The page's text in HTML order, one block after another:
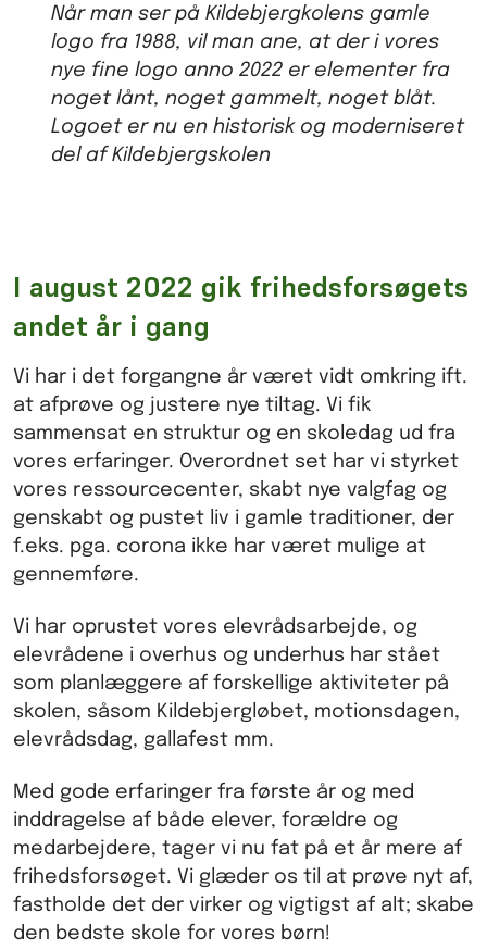
Når man ser på Kildebjergkolens gamle
logo fra 1988, vil man ane, at der i vores
nye fine logo anno 2022 er elementer fra
noget lånt, noget gammelt, noget blåt.
Logoet er nu en historisk og moderniseret
del af Kildebjergskolen
I august 2022 gik frihedsforsøgets
andet år i gang
Vi har i det forgangne år været vidt omkring ift.
at afprøve og justere nye tiltag. Vi fik
sammensat en struktur og en skoledag ud fra
vores erfaringer. Overordnet set har vi styrket
vores ressourcecenter, skabt nye valgfag og
genskabt og pustet liv i gamle traditioner, der
f.eks. pga. corona ikke har været mulige at
gennemføre.
Vi har oprustet vores elevrådsarbejde, og
elevrådene i overhus og underhus har stået
som planlæggere af forskellige aktiviteter på
skolen, såsom Kildebjergløbet, motionsdagen,
elevrådsdag, gallafest mm.
Med gode erfaringer fra første år og med
inddragelse af både elever, forældre og
medarbejdere, tager vi nu fat på et år mere af
frihedsforsøget. Vi glæder os til at prøve nyt af,
fastholde det der virker og vigtigst af alt; skabe
den bedste skole for vores børn!